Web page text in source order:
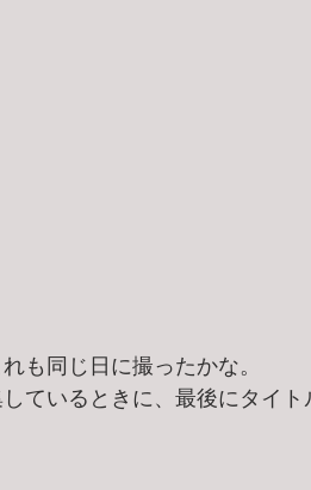
も同じ日に撮ったかな。
ているときに、最後にタイ